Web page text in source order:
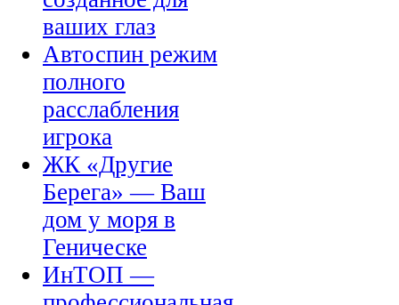
ваших глаз
Автоспин режим
полного
расслабления
игрока
ЖК «Другие
Берега» — Ваш
дом у моря в
Геническе
ИнТОП —